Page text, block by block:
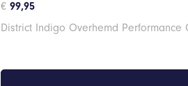
€ 99,95
District Indigo Overhemd Performance